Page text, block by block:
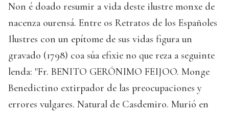
Non é doado resumir a vida deste ilustre monxe de
nacenza ourensá. Entre os Retratos de los Españoles
Ilustres con un epítome de sus vidas figura un
gravado (1798) coa súa efixie no que reza a seguinte
lenda: "Fr. BENITO GERÓNIMO FEIJOO. Monge
Benedictino extirpador de las preocupaciones y
errores vulgares. Natural de Casdemiro. Murió en